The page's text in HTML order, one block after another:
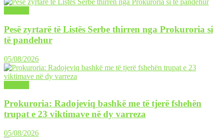
Pesë zyrtarë të Listës Serbe thirren nga Prokuroria si
të pandehur
05/08/2026
Prokuroria: Radojeviq bashkë me të tjerë fshehën
trupat e 23 viktimave në dy varreza
05/08/2026